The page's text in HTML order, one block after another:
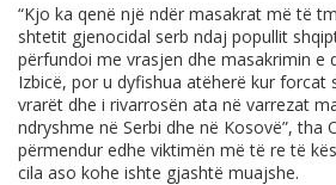
“Kjo ka qenë një ndër masakrat më të
shtetit gjenocidal serb ndaj popullit
përfundoi me vrasjen dhe masakrimin e
Izbicë, por u dyfishua atëherë kur forcat
vrarët dhe i rivarrosën ata në varrezat
ndryshme në Serbi dhe në Kosovë”, tha
përmendur edhe viktimën më të re të
cila aso kohe ishte gjashtë muajshe.